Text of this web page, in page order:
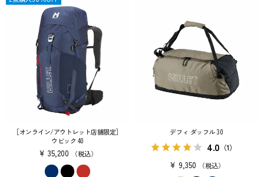
［オンライン/アウトレット店舗限定］
ウビック 40
¥ 35,200 税込
デフィ ダッフル 30
4.0 （1）
¥ 9,350 税込